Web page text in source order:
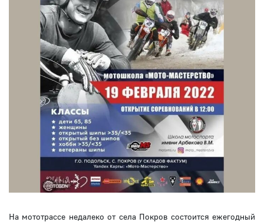
На мототрассе недалеко от села Покров состоится ежегодный